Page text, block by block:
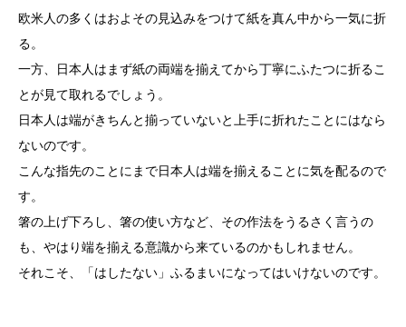
欧米人の多くはおよその見込みをつけて紙を真ん中から一気に折
る。
一方、日本人はまず紙の両端を揃えてから丁寧にふたつに折るこ
とが見て取れるでしょう。
日本人は端がきちんと揃っていないと上手に折れたことにはなら
ないのです。
こんな指先のことにまで日本人は端を揃えることに気を配るので
す。
箸の上げ下ろし、箸の使い方など、その作法をうるさく言うの
も、やはり端を揃える意識から来ているのかもしれません。
それこそ、「はしたない」ふるまいになってはいけないのです。